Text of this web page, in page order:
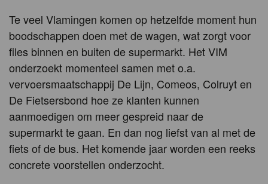
Te veel Vlamingen komen op hetzelfde moment hun
boodschappen doen met de wagen, wat zorgt voor
files binnen en buiten de supermarkt. Het VIM
onderzoekt momenteel samen met o.a.
vervoersmaatschappij De Lijn, Comeos, Colruyt en
De Fietsersbond hoe ze klanten kunnen
aanmoedigen om meer gespreid naar de
supermarkt te gaan. En dan nog liefst van al met de
fiets of de bus. Het komende jaar worden een reeks
concrete voorstellen onderzocht.